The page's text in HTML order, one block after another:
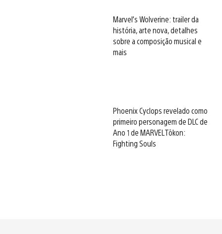
Marvel’s Wolverine: trailer da
história, arte nova, detalhes
sobre a composição musical e
mais
Phoenix Cyclops revelado como
primeiro personagem de DLC de
Ano 1 de MARVEL Tōkon:
Fighting Souls